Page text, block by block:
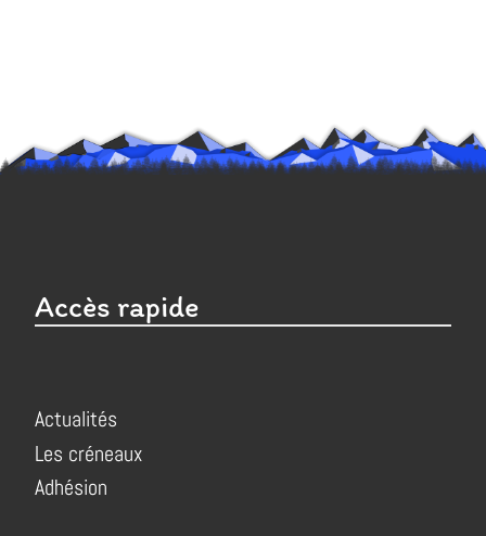
Accès rapide
Actualités
Les créneaux
Adhésion